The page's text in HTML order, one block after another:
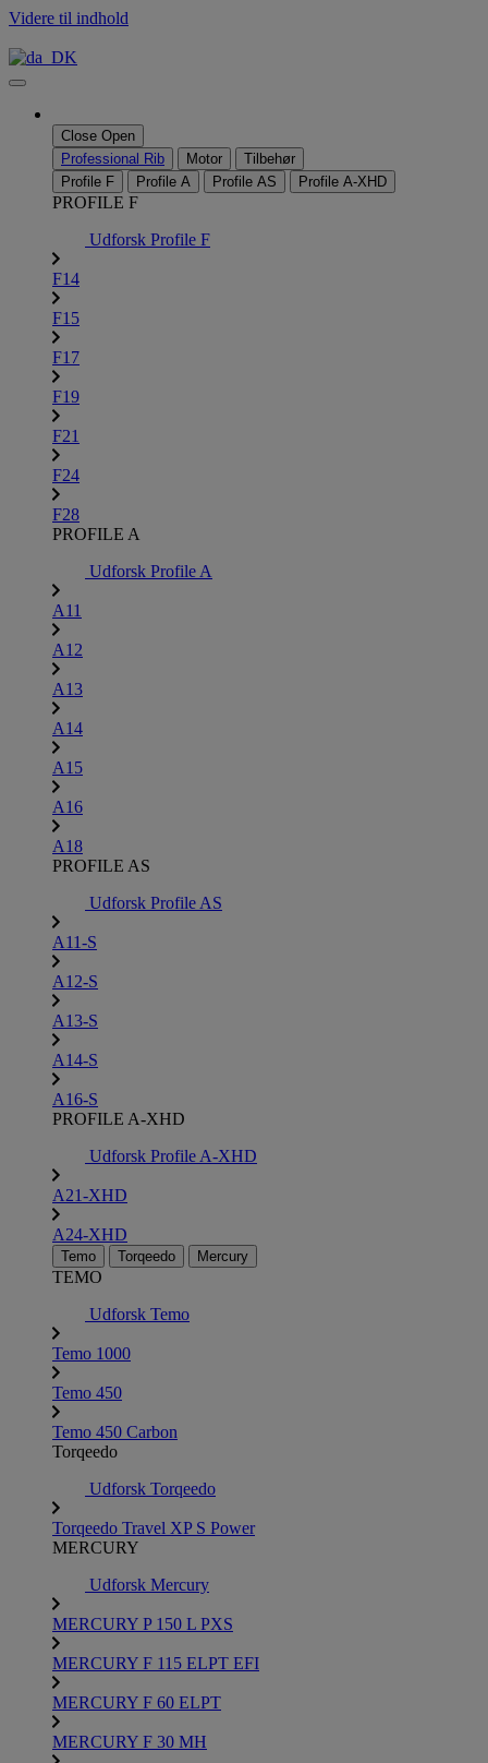
Videre til indhold
Close Open
Professional Rib
Motor
Tilbehør
Profile F
Profile A Profile AS Profile A-XHD
PROFILE F
Udforsk Profile F
F14
F15
F17
F19
F21
F24
F28
PROFILE A
Udforsk Profile A
A11
A12
A13
A14
A15
A16
A18
PROFILE AS
Udforsk Profile AS
A11-S
A12-S
A13-S
A14-S
A16-S
PROFILE A-XHD
Udforsk Profile A-XHD
A21-XHD
A24-XHD
Temo Torqeedo Mercury
TEMO
Udforsk Temo
Temo 1000
Temo 450
Temo 450 Carbon
Torqeedo
Udforsk Torqeedo
Torqeedo Travel XP S Power
MERCURY
Udforsk Mercury
MERCURY P 150 L PXS
MERCURY F 115 ELPT EFI
MERCURY F 60 ELPT
MERCURY F 30 MH